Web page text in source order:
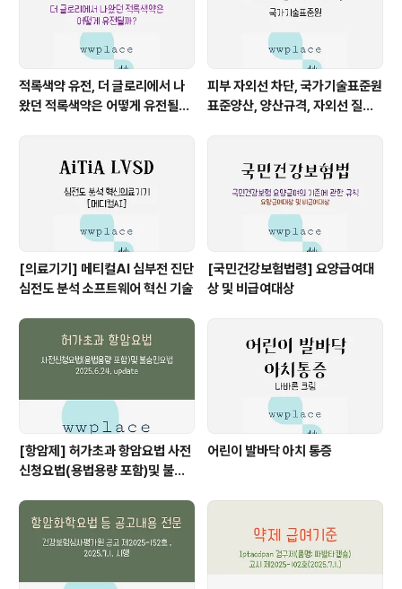
의 처참한 모습입니다. 게다가 빛을 그..
적록색약 유전, 더 글로리에서 나
왔던 적록색약은 어떻게 유전될
피부 자외선 차단, 국가기술표준원
표준양산, 양산규격, 자외선 질병
[의료기기] 메티컬AI 심부전 진단
심전도 분석 소프트웨어 혁신 기술
[국민건강보험법령] 요양급여대
상 및 비급여대상
[항암제] 허가초과 항암요법 사전
신청요법(용법용량 포함)및 불승
어린이 발바닥 아치 통증